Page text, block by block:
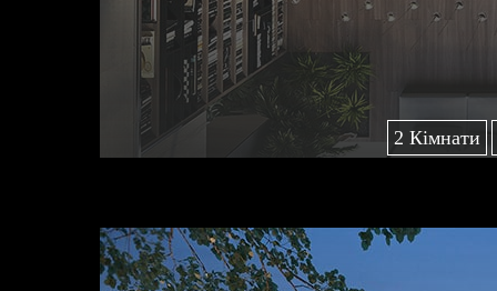
2 Кімнати